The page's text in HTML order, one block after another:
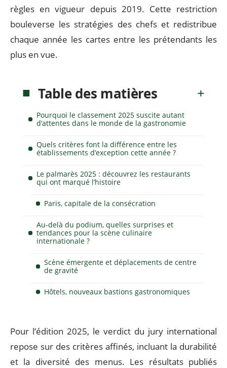
règles en vigueur depuis 2019. Cette restriction
bouleverse les stratégies des chefs et redistribue
chaque année les cartes entre les prétendants les
plus en vue.
Table des matières
Pourquoi le classement 2025 suscite autant
d’attentes dans le monde de la gastronomie
Quels critères font la différence entre les
établissements d’exception cette année ?
Le palmarès 2025 : découvrez les restaurants
qui ont marqué l’histoire
Paris, capitale de la consécration
Au-delà du podium, quelles surprises et
tendances pour la scène culinaire
internationale ?
Scène émergente et déplacements de centre
de gravité
Hôtels, nouveaux bastions gastronomiques
Pour l’édition 2025, le verdict du jury international
repose sur des critères affinés, incluant la durabilité
et la diversité des menus. Les résultats publiés